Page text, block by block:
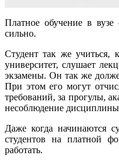
Платное обучение в
сильно.
Студент так же учиться,
университет, слушает
экзамены. Он так же
При этом его могут
требований, за прогулы,
несоблюдение
Даже когда начинаются
студентов на платной
работать.